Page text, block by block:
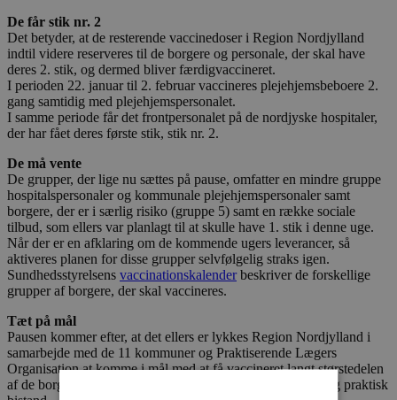
De får stik nr. 2
Det betyder, at de resterende vaccinedoser i Region Nordjylland
indtil videre reserveres til de borgere og personale, der skal have
deres 2. stik, og dermed bliver færdigvaccineret.
I perioden 22. januar til 2. februar vaccineres plejehjemsbeboere 2.
gang samtidig med plejehjemspersonalet.
I samme periode får det frontpersonalet på de nordjyske hospitaler,
der har fået deres første stik, stik nr. 2.
De må vente
De grupper, der lige nu sættes på pause, omfatter en mindre gruppe
hospitalspersonaler og kommunale plejehjemspersonaler samt
borgere, der er i særlig risiko (gruppe 5) samt en række sociale
tilbud, som ellers var planlagt til at skulle have 1. stik i denne uge.
Når der er en afklaring om de kommende ugers leverancer, så
aktiveres planen for disse grupper selvfølgelig straks igen.
Sundhedsstyrelsens vaccinationskalenderbeskriver de forskellige
grupper af borgere, der skal vaccineres.
Tæt på mål
Pausen kommer efter, at det ellers er lykkes Region Nordjylland i
samarbejde med de 11 kommuner og Praktiserende Lægers
Organisation at komme i mål med at få vaccineret langt størstedelen
af de borgere over 65, der både modtager personlig pleje og praktisk